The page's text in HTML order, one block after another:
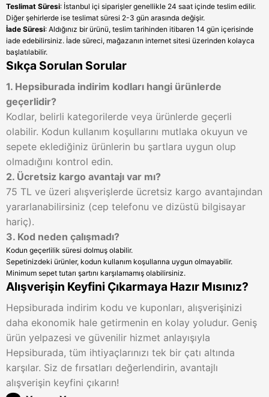
Teslimat Süresi: İstanbul içi siparişler genellikle 24 saat içinde teslim edilir.
Diğer şehirlerde ise teslimat süresi 2-3 gün arasında değişir.
İade Süresi: Aldığınız bir ürünü, teslim tarihinden itibaren 14 gün içerisinde
iade edebilirsiniz. İade süreci, mağazanın internet sitesi üzerinden kolayca
başlatılabilir.
Sıkça Sorulan Sorular
1. Hepsiburada indirim kodları hangi ürünlerde
geçerlidir?
Kodlar, belirli kategorilerde veya ürünlerde geçerli
olabilir. Kodun kullanım koşullarını mutlaka okuyun ve
sepete eklediğiniz ürünlerin bu şartlara uygun olup
olmadığını kontrol edin.
2. Ücretsiz kargo avantajı var mı?
75 TL ve üzeri alışverişlerde ücretsiz kargo avantajından
yararlanabilirsiniz (cep telefonu ve dizüstü bilgisayar
hariç).
3. Kod neden çalışmadı?
Kodun geçerlilik süresi dolmuş olabilir.
Sepetinizdeki ürünler, kodun kullanım koşullarına uygun olmayabilir.
Minimum sepet tutarı şartını karşılamamış olabilirsiniz.
Alışverişin Keyfini Çıkarmaya Hazır Mısınız?
Hepsiburada indirim kodu ve kuponları, alışverişinizi
daha ekonomik hale getirmenin en kolay yoludur. Geniş
ürün yelpazesi ve güvenilir hizmet anlayışıyla
Hepsiburada, tüm ihtiyaçlarınızı tek bir çatı altında
karşılar. Siz de fırsatları değerlendirin, avantajlı
alışverişin keyfini çıkarın!